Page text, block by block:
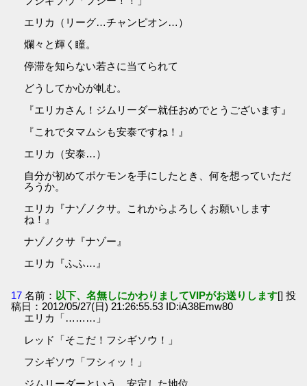
エリカ（リーグ…チャンピオン…）
爛々と輝く瞳。
停滞を知らない若さに当てられて
どうしてか心が軋む。
『エリカさん！ジムリーダー就任おめでとうございます』
『これでタマムシも安泰ですね！』
エリカ（安泰…）
自分が初めてポケモンを手にしたとき、何を想っていただ
ろうか。
エリカ『ナゾノクサ。これからよろしくお願いします
ね！』
ナゾノクサ『ナゾー』
エリカ『ふふ…』
17 名前： 以下、名無しにかわりましてVIPがお送りします[] 投
稿日：2012/05/27(日) 21:26:55.53 ID:iA38Emw80
エリカ「………」
レッド「そこだ！フシギソウ！」
フシギソウ「フシィッ！」
ジムリーダーという、安定した地位。